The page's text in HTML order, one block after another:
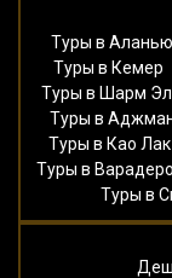
Туры в Аланью
Туры в Кемер
Туры в Шарм
Туры в
Туры в Као Лак
Туры в Варадеро
Туры в